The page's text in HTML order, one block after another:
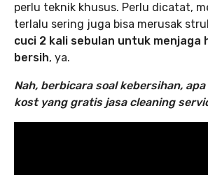
perlu teknik khusus. Perlu dicatat,
terlalu sering juga bisa merusak
cuci 2 kali sebulan untuk menjaga
bersih, ya.
Nah, berbicara soal kebersihan,
kost yang gratis jasa cleaning